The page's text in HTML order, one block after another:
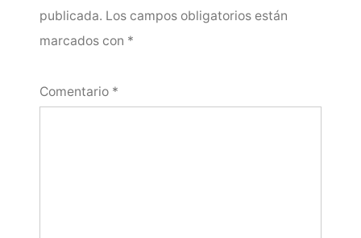
publicada. Los campos obligatorios están
marcados con *
Comentario *